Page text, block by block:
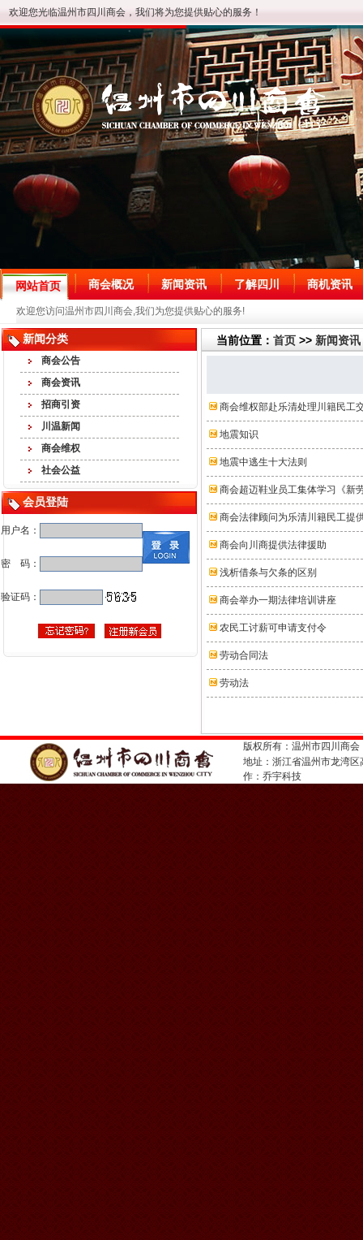
欢迎您光临温州市四川商会，我们将为您提供贴心的服务！
网站首页
欢迎您访问温州市四川商会,我们为您提供贴心的服务!
商会概况 新闻资讯 了解四川 商机资讯
新闻分类
商会公告
商会资讯
招商引资
川温新闻
商会维权
社会公益
会员登陆
用户名：
密 码：
验证码：
当前位置： 首页 >> 新闻资讯
商会维权部赴乐清处理川籍民工
地震知识
地震中逃生十大法则
商会超迈鞋业员工集体学习《新
商会法律顾问为乐清川籍民工提
商会向川商提供法律援助
浅析借条与欠条的区别
商会举办一期法律培训讲座
农民工讨薪可申请支付令
劳动合同法
劳动法
版权所有：温州市四川商
地址：浙江省温州市龙湾
作： 乔宇科技